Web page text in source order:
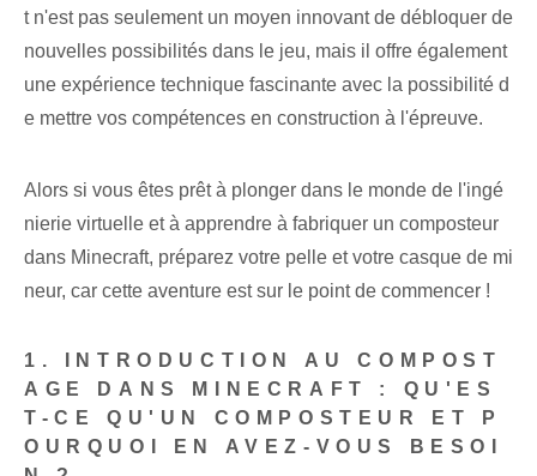
t n'est pas seulement un moyen innovant de débloquer de
nouvelles possibilités dans le jeu, mais il offre également
une expérience technique fascinante avec la possibilité d
e mettre vos compétences en construction à l'épreuve.
Alors si vous êtes prêt à plonger dans le monde de l'ingé
nierie virtuelle et à apprendre à fabriquer un composteur
dans Minecraft, préparez votre pelle et votre casque de mi
neur, car cette aventure est sur le point de commencer !
1. INTRODUCTION AU COMPOST
AGE DANS MINECRAFT : QU'ES
T-CE QU'UN COMPOSTEUR ET P
OURQUOI EN AVEZ-VOUS BESOI